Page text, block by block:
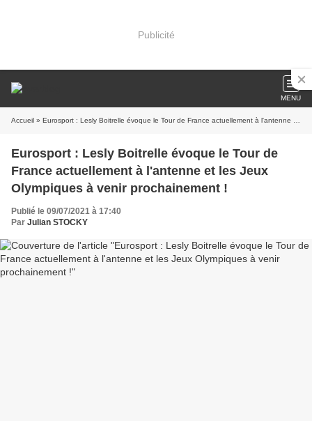
Publicité
MENU
Accueil » Eurosport : Lesly Boitrelle évoque le Tour de France actuellement à l'antenne et les Jeux Olympiques à venir prochainement !
Eurosport : Lesly Boitrelle évoque le Tour de
France actuellement à l'antenne et les Jeux
Olympiques à venir prochainement !
Publié le 09/07/2021 à 17:40
Par Julian STOCKY